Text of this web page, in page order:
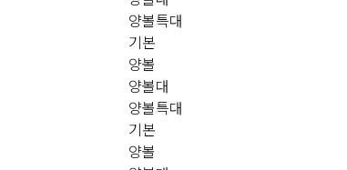
양볼특대
기본
양볼
양볼대
양볼특대
기본
양볼